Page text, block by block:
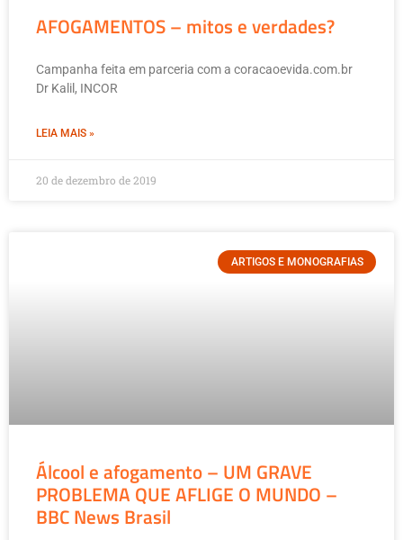
AFOGAMENTOS – mitos e verdades?
Campanha feita em parceria com a coracaoevida.com.br
Dr Kalil, INCOR
LEIA MAIS »
20 de dezembro de 2019
ARTIGOS E MONOGRAFIAS
Álcool e afogamento – UM GRAVE
PROBLEMA QUE AFLIGE O MUNDO –
BBC News Brasil